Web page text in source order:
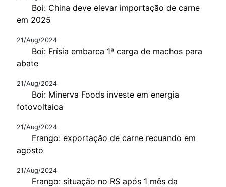
Boi: China deve elevar importação de carne
em 2025
21/Aug/2024
Boi: Frísia embarca 1ª carga de machos para
abate
21/Aug/2024
Boi: Minerva Foods investe em energia
fotovoltaica
21/Aug/2024
Frango: exportação de carne recuando em
agosto
21/Aug/2024
Frango: situação no RS após 1 mês da